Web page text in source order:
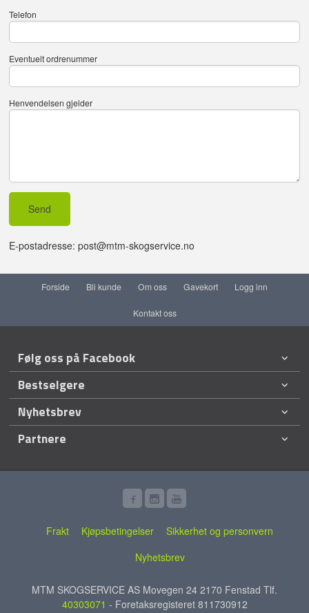
Telefon
Eventuelt ordrenummer
Henvendelsen gjelder
E-postadresse: post@mtm-skogservice.no
Forside Bli kunde Om oss Gavekort Logg inn
Kontakt oss
Følg oss på Facebook
Bestselgere
Nyhetsbrev
Partnere
Frakt Kjøpsbetingelser
Sikkerhet og personvern
Nyhetsbrev
MTM SKOGSERVICE AS Movegen 24 2170 Fenstad Tlf.
40303071 - Foretaksregisteret 811730912